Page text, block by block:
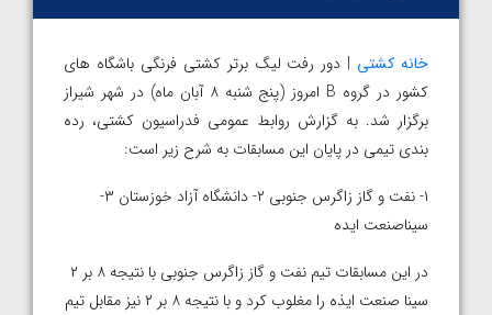
خانه کشتی | دور رفت لیگ برتر کشتی فرنگی باشگاه های
کشور در گروه B امروز (پنج شنبه ۸ آبان ماه) در شهر شیراز
برگزار شد. به گزارش روابط عمومی فدراسیون کشتی، رده
بندی تیمی در پایان این مسابقات به شرح زیر است:
۱- نفت و گاز زاگرس جنوبی ۲- دانشگاه آزاد خوزستان ۳-
سیناصنعت ایده
در این مسابقات تیم نفت و گاز زاگرس جنوبی با نتیجه ۸ بر ۲
سینا صنعت ایذه را مغلوب کرد و با نتیجه ۸ بر ۲ نیز مقابل تیم